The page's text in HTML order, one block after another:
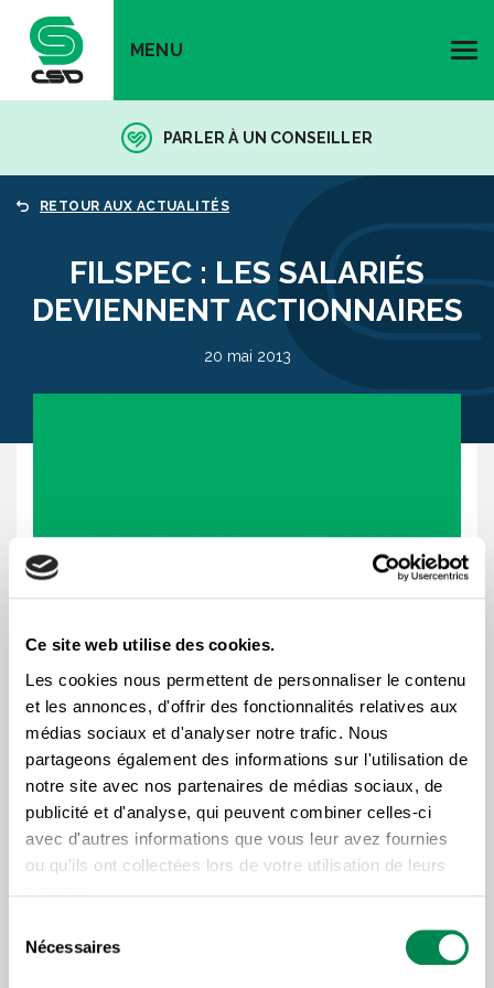
Ce site web utilise des cookies.
Les cookies nous permettent de personnaliser le contenu
et les annonces, d'offrir des fonctionnalités relatives aux
médias sociaux et d'analyser notre trafic. Nous
partageons également des informations sur l'utilisation de
notre site avec nos partenaires de médias sociaux, de
publicité et d'analyse, qui peuvent combiner celles-ci
avec d'autres informations que vous leur avez fournies
ou qu'ils ont collectées lors de votre utilisation de leurs
Nécessaires
MENU
PARLER À UN CONSEILLER
RETOUR AUX ACTUALITÉS
FILSPEC : LES SALARIÉS
DEVIENNENT ACTIONNAIRES
20 mai 2013